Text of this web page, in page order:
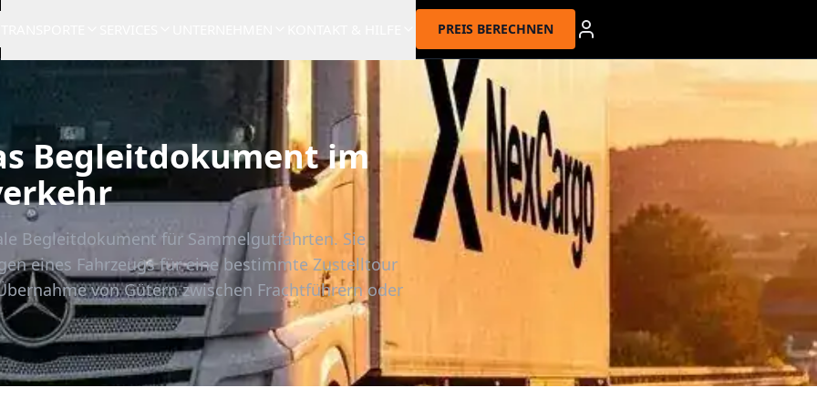
PREIS BERECHNEN
Begleitdokument im
Begleitdokument für Sammelgutfahrten. Sie
eines Fahrzeugs für eine bestimmte Zustelltour
von Gütern zwischen Frachtführern oder